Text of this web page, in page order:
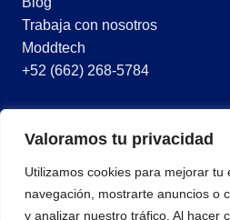
Valoramos tu privacidad
Utilizamos cookies para mejorar tu
navegación, mostrarte anuncios o
y analizar nuestro tráfico. Al hacer
Trabaja con nosotros
Moddtech
+52 (662) 268-5784
© 2026 Todos los derechos
Política de privacidad